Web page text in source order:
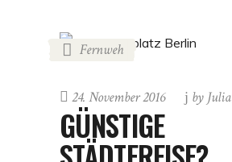
Fernweh
24. November 2016 by Julia
GÜNSTIGE